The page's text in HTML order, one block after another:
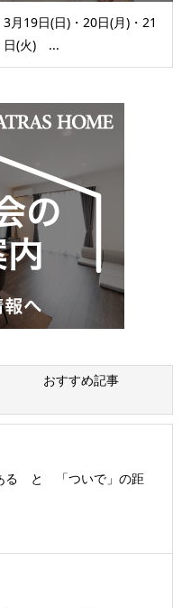
3月19日(日)・20日(月)・21
日(火) ...
おすすめ記事
る と 「ついで」の距